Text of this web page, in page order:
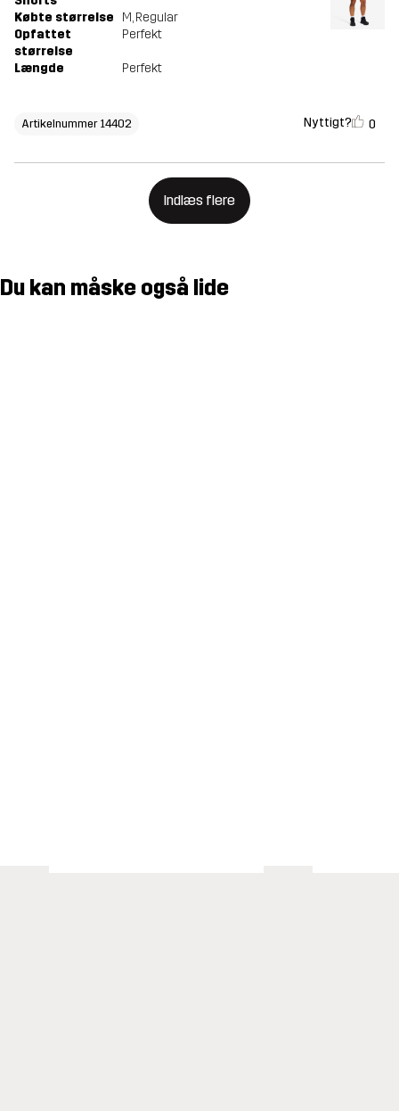
Købte størrelse M, Regular
Opfattet
størrelse
Perfekt
Længde Perfekt
Artikelnummer 14402 Nyttigt? 0
Indlæs flere
Du kan måske også lide